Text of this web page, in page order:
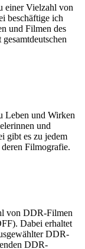
einer Vielzahl von
beschäftige ich
und Filmen des
Leben und Wirken
und
gibt es zu jedem
Filmografie.
von DDR-Filmen
Dabei erhaltet
DDR-
DDR-